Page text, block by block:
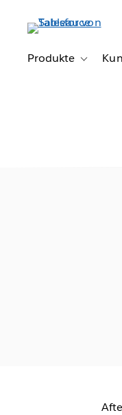
Produkte
Toggle